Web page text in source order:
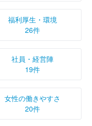
福利厚生・環境
26件
社員・経営陣
19件
女性の働きやすさ
20件